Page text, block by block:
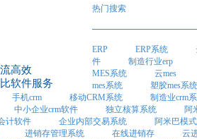
高效
软件服务
热门搜索
ERP ERP系统
件
制造行业erp
MES系统
云mes
mes系统
塑胶mes系统
手机crm 移动CRM系统
制造业crm
中小企业crm软件 独立核算系统
阿
计软件 企业内部交易系统
阿米巴模
进销存管理系统 在线进销存
云